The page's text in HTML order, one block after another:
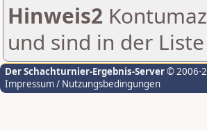
Hinweis2
und sind in der
Der Schachturnier-Ergebnis-Server© 2006-
Impressum / Nutzungsbedingungen